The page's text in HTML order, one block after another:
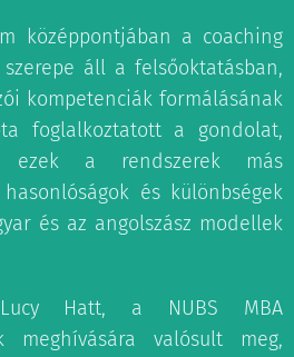
középpontjában a coaching
áll a felsőoktatásban,
kompetenciák formálásának
foglalkoztatott a gondolat,
ezek a rendszerek más
és különbségek
és az angolszász modellek
Hatt, a NUBS MBA
meghívására valósult meg,